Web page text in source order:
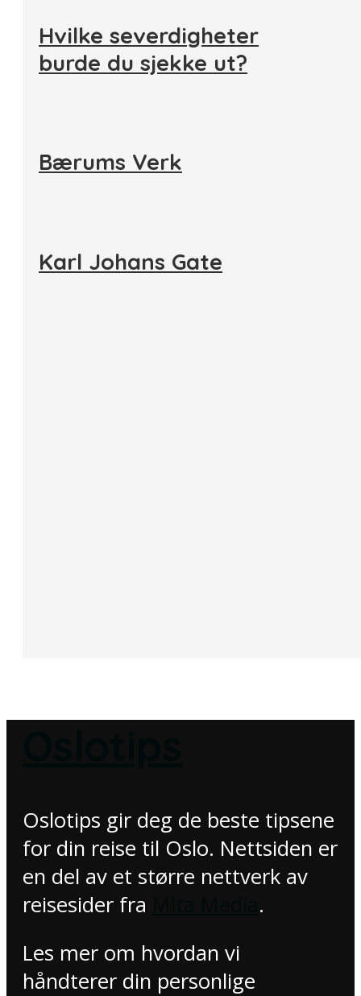
Hvilke severdigheter
burde du sjekke ut?
Bærums Verk
Karl Johans Gate
Oslotips gir deg de beste tipsene
for din reise til Oslo. Nettsiden er
en del av et større nettverk av
reisesider fra
.
Les mer om hvordan vi
håndterer din personlige